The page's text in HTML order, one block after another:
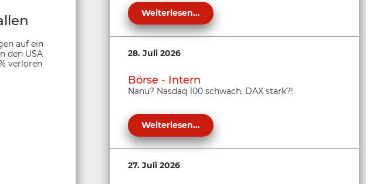
auf ein
den USA
verloren
Weiterlesen...
28. Juli 2026
Börse - Intern
Nanu? Nasdaq 100 schwach, DAX stark?!
Weiterlesen...
27. Juli 2026